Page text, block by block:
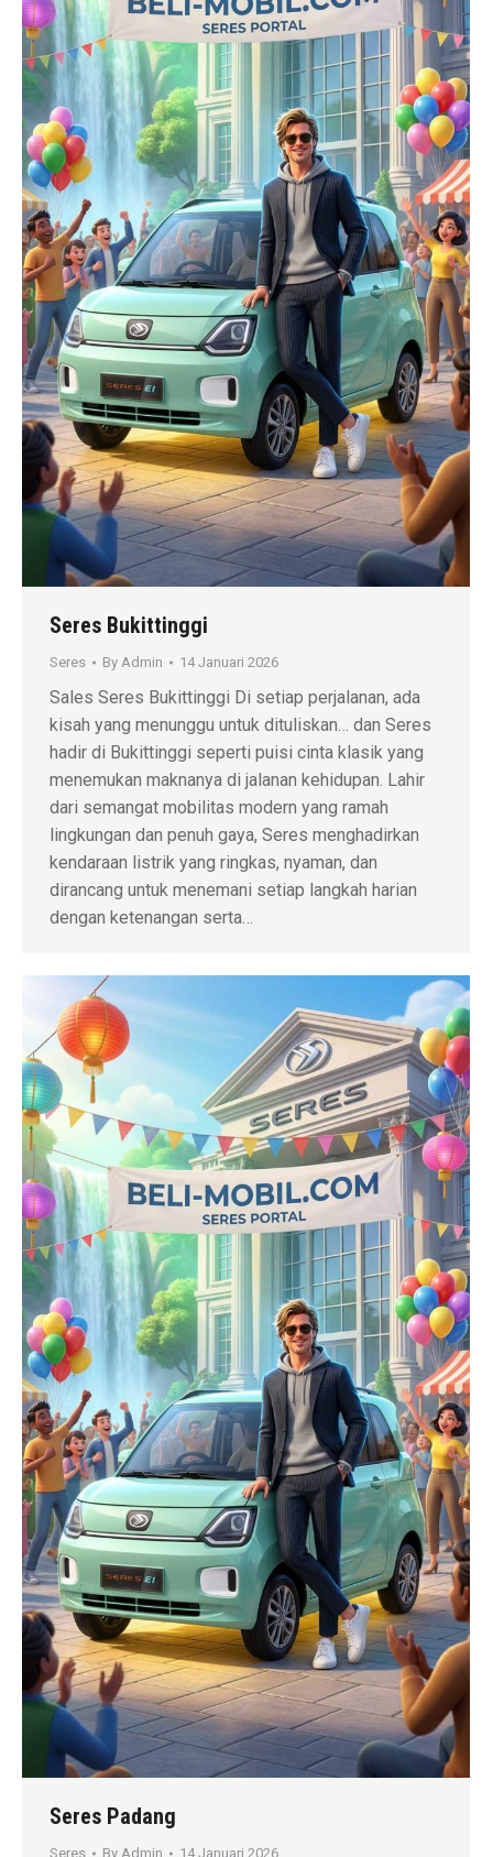
Seres Bukittinggi
Seres By Admin 14 Januari 2026
Sales Seres Bukittinggi Di setiap perjalanan, ada
kisah yang menunggu untuk dituliskan… dan Seres
hadir di Bukittinggi seperti puisi cinta klasik yang
menemukan maknanya di jalanan kehidupan. Lahir
dari semangat mobilitas modern yang ramah
lingkungan dan penuh gaya, Seres menghadirkan
kendaraan listrik yang ringkas, nyaman, dan
dirancang untuk menemani setiap langkah harian
dengan ketenangan serta…
Seres Padang
Seres By Admin 14 Januari 2026